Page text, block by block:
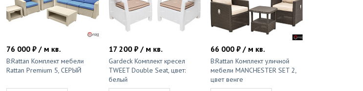
76 000 ₽ / м кв.
B:Rattan Комплект мебели
Rattan Premium 5, СЕРЫЙ
17 200 ₽ / м кв.
Gardeck Комплект кресел
TWEET Double Seat, цвет:
белый
66 000 ₽ / м кв.
B:Rattan Комплект уличной
мебели MANCHESTER SET 2,
цвет венге